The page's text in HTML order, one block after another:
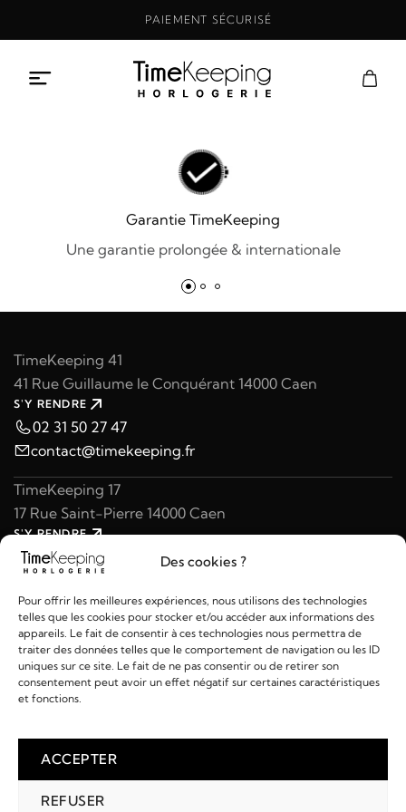
Des cookies ?
Pour offrir les meilleures expériences, nous utilisons des technologies
telles que les cookies pour stocker et/ou accéder aux informations des
appareils. Le fait de consentir à ces technologies nous permettra de
traiter des données telles que le comportement de navigation ou les ID
uniques sur ce site. Le fait de ne pas consentir ou de retirer son
consentement peut avoir un effet négatif sur certaines caractéristiques
et fonctions.
ACCEPTER
REFUSER
PAIEMENT SÉCURISÉ
Garantie TimeKeeping
Une garantie prolongée & internationale
TimeKeeping 41
41 Rue Guillaume le Conquérant 14000 Caen
S'Y RENDRE
02 31 50 27 47
contact@timekeeping.fr
TimeKeeping 17
17 Rue Saint-Pierre 14000 Caen
S'Y RENDRE
02 31 47 49 97
contact@timekeeping.fr
Liens utiles
2026 © TIMEKEEPING - Réalisé par